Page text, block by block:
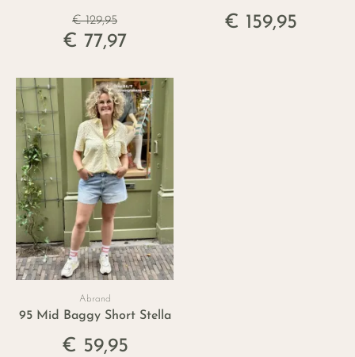
€ 129,95
€ 77,97
€ 159,95
Abrand
95 Mid Baggy Short Stella
€ 59,95